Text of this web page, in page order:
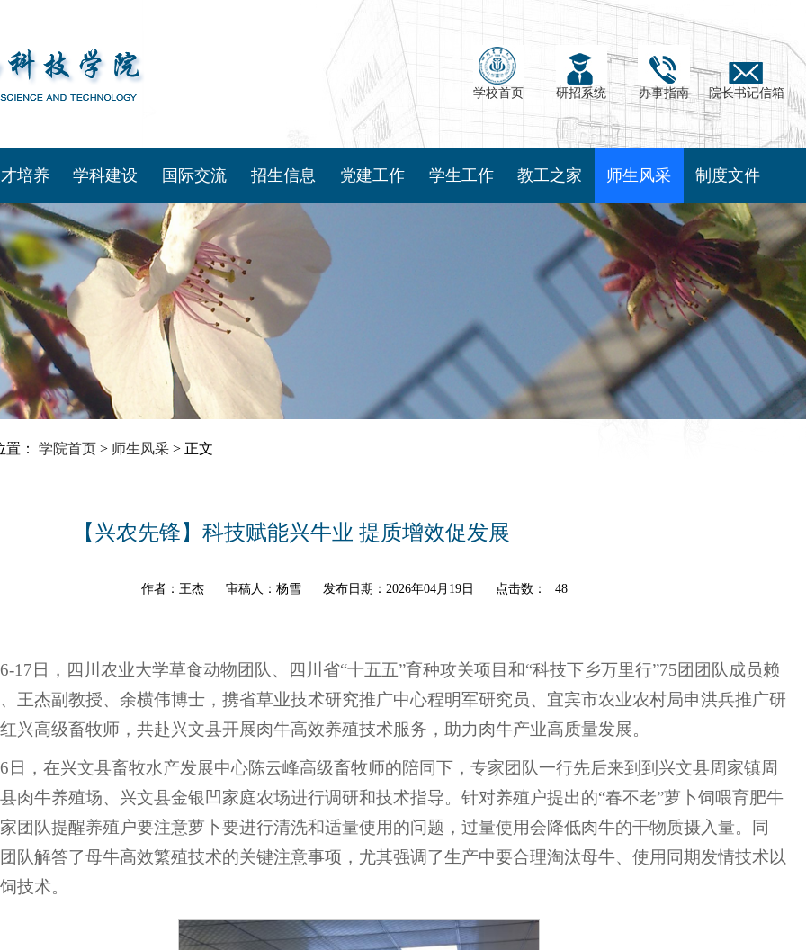
学校首页 研招系统 办事指南 院长书记信箱
培养 学科建设 国际交流 招生信息 党建工作 学生工作 教工之家 师生风采 制度文件
置： 学院首页 > 师生风采 > 正文
【兴农先锋】科技赋能兴牛业 提质增效促发展
作者：王杰 审稿人：杨雪 发布日期：2026年04月19日 点击数： 48
17日，四川农业大学草食动物团队、四川省“十五五”育种攻关项目和“科技下乡万里行”75团团队成员赖
王杰副教授、余横伟博士，携省草业技术研究推广中心程明军研究员、宜宾市农业农村局申洪兵推广研
兴高级畜牧师，共赴兴文县开展肉牛高效养殖技术服务，助力肉牛产业高质量发展。
日，在兴文县畜牧水产发展中心陈云峰高级畜牧师的陪同下，专家团队一行先后来到到兴文县周家镇周
肉牛养殖场、兴文县金银凹家庭农场进行调研和技术指导。针对养殖户提出的“春不老”萝卜饲喂育肥牛
团队提醒养殖户要注意萝卜要进行清洗和适量使用的问题，过量使用会降低肉牛的干物质摄入量。同
队解答了母牛高效繁殖技术的关键注意事项，尤其强调了生产中要合理淘汰母牛、使用同期发情技术以
技术。